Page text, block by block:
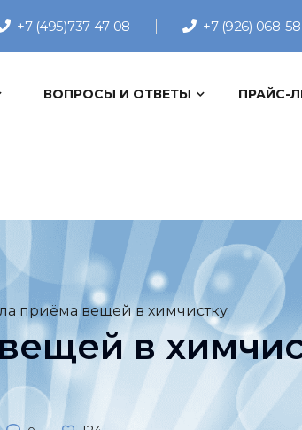
+7 (495)737-47-08 +7 (926) 068-
ВОПРОСЫ И ОТВЕТЫ ПРАЙС-
приёма вещей в химчистку
в